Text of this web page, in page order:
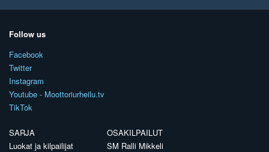
Follow us
Facebook
Twitter
Instagram
Youtube - Moottoriurheilu.tv
TikTok
SARJA
Luokat ja kilpailijat
OSAKILPAILUT
SM Ralli Mikkeli